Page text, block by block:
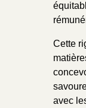
Cette
avec